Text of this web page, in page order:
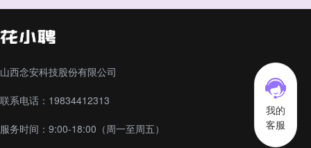
我的
客服
山西念安科技股份有限公司
联系电话：19834412313
服务时间：9:00-18:00（周一至周五）